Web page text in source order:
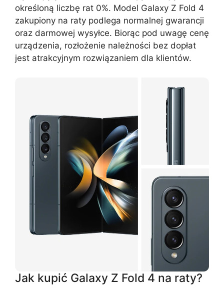
określoną liczbę rat 0%. Model Galaxy Z Fold 4
zakupiony na raty podlega normalnej gwarancji
oraz darmowej wysyłce. Biorąc pod uwagę cenę
urządzenia, rozłożenie należności bez dopłat
jest atrakcyjnym rozwiązaniem dla klientów.
Jak kupić Galaxy Z Fold 4 na raty?